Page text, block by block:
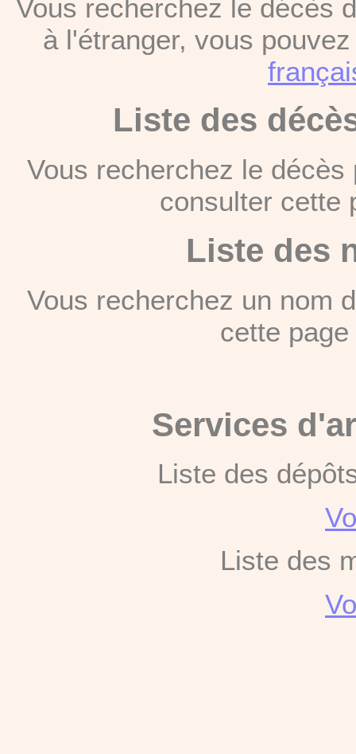
Vous recherchez le décès
à l'étranger, vous
Liste des
Vous recherchez le
consulter
Liste des
Vous recherchez un nom
cette
Services
Liste des
Liste des